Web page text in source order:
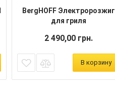
BergHOFF Электророзжиг
для гриля
2 490,00 грн.
В корзину